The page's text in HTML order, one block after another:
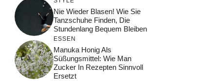
Nie Wieder Blasen! Wie Sie
Tanzschuhe Finden, Die
Stundenlang Bequem Bleiben
ESSEN
Manuka Honig Als
Süßungsmittel: Wie Man
Zucker In Rezepten Sinnvoll
Ersetzt